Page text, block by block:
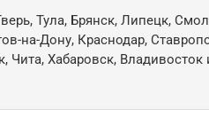
Тула, Брянск, Липецк,
на-Дону, Краснодар,
Чита, Хабаровск, Владивосток